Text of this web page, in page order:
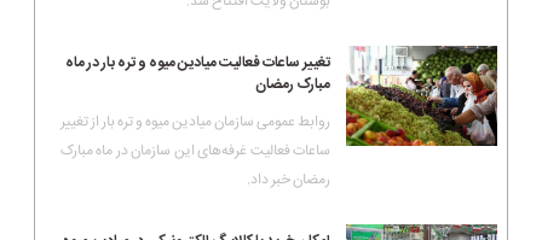
تغییر ساعات فعالیت میادین میوه و تره‌ بار در ماه
مبارک رمضان
روابط عمومی سازمان میادین میوه و تره بار از تغییر
ساعات فعالیت غرفه‌های این سازمان در ماه مبارک
رمضان خبر داد.